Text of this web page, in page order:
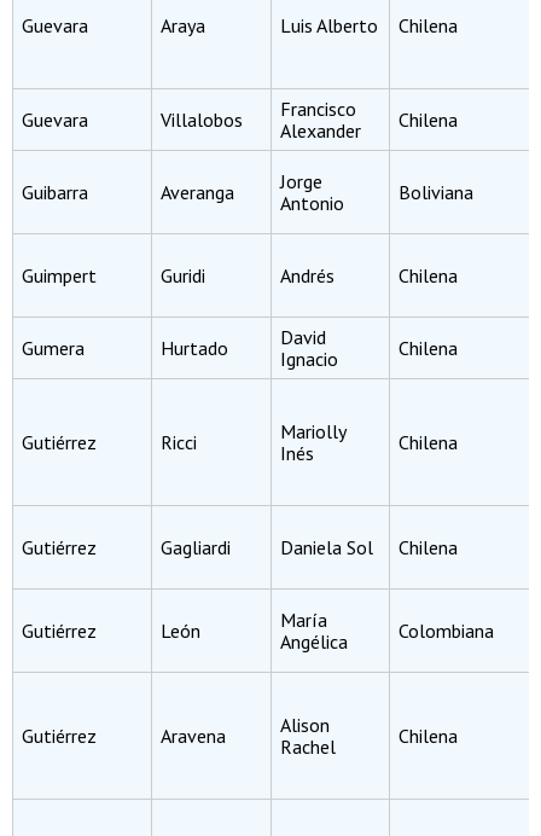
Guevara Araya Luis Alberto Chilena
Guevara Villalobos
Francisco
Alexander
Chilena
Guibarra Averanga
Jorge
Antonio
Boliviana
Guimpert Guridi Andrés Chilena
Gumera Hurtado
David
Ignacio
Chilena
Gutiérrez Ricci
Mariolly
Inés
Chilena
Gutiérrez Gagliardi Daniela Sol Chilena
Gutiérrez León
María
Angélica
Colombiana
Gutiérrez Aravena
Alison
Rachel
Chilena